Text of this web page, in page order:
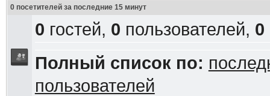
0 посетителей за последние 15 минут
0 гостей, 0 пользователей, 0
Полный список по:
пользователей